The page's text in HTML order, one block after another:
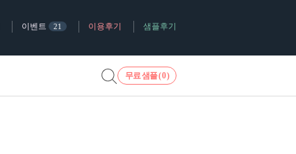
이벤트 21 이용후기 샘플후기
무료 샘플 (0)